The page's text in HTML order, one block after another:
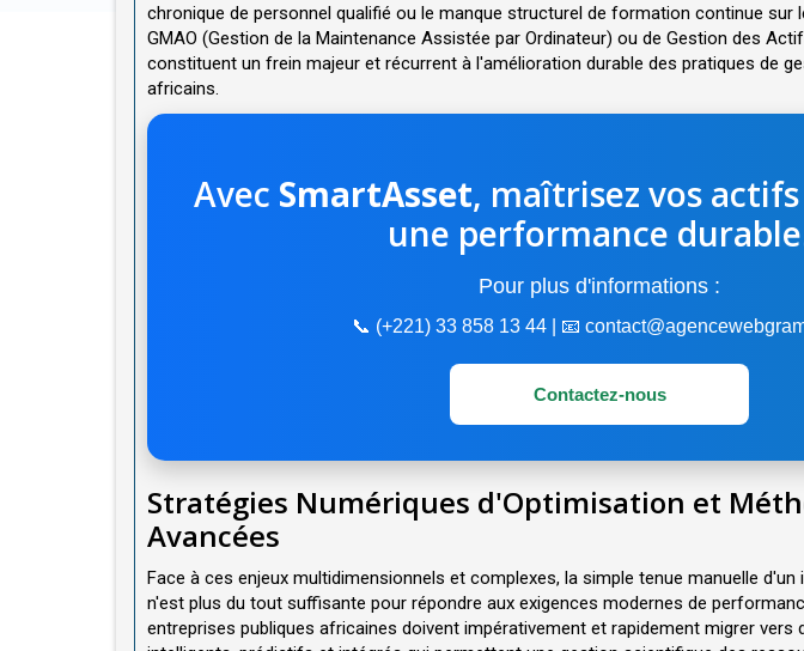
chronique de personnel qualifié ou le manque structurel de formation continue sur
GMAO (Gestion de la Maintenance Assistée par Ordinateur) ou de Gestion des
constituent un frein majeur et récurrent à l'amélioration durable des pratiques de
africains.
Avec SmartAsset, maîtrisez vos
une performance
Pour plus d'informations :
📞 (+221) 33 858 13 44 | 📧
Contactez-nous
Stratégies Numériques d'Optimisation et
Avancées
Face à ces enjeux multidimensionnels et complexes, la simple tenue manuelle d'un
n'est plus du tout suffisante pour répondre aux exigences modernes de
entreprises publiques africaines doivent impérativement et rapidement migrer vers